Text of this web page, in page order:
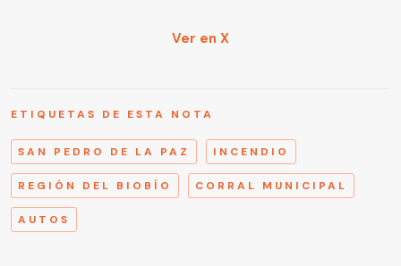
Ver en X
ETIQUETAS DE ESTA NOTA
SAN PEDRO DE LA PAZ INCENDIO
REGIÓN DEL BIOBÍO CORRAL MUNICIPAL
AUTOS